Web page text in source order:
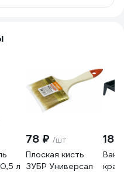
л
78 ₽ /шт
Плоская кисть
ЗУБР Универсал